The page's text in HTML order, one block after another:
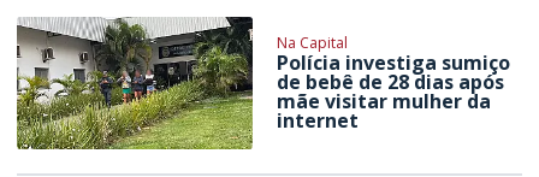
Na Capital
Polícia investiga sumiço
de bebê de 28 dias após
mãe visitar mulher da
internet